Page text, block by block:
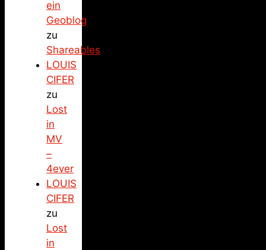
ein
Geoblog
zu
Shareables
LOUIS
CIFER
zu
Lost
in
MV
–
4ever
LOUIS
CIFER
zu
Lost
in